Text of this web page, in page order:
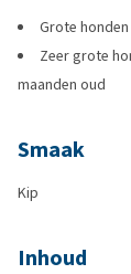
Grote
Zeer grote
maanden oud
Smaak
Kip
Inhoud